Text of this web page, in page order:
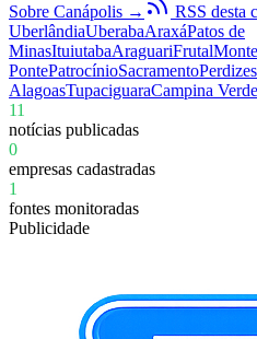
Sobre Canápolis →
RSS desta
UberlândiaUberabaAraxáPatos de
MinasItuiutabaAraguariFrutal
PontePatrocínioSacramentoPerdizes
AlagoasTupaciguaraCampina Verde
11
notícias publicadas
0
empresas cadastradas
1
fontes monitoradas
Publicidade